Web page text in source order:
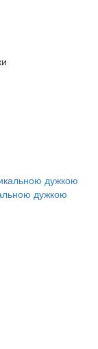
дужкою